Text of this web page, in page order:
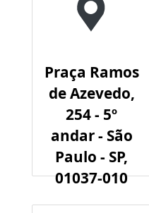
Praça Ramos
de Azevedo,
254 - 5º
andar - São
Paulo - SP,
01037-010